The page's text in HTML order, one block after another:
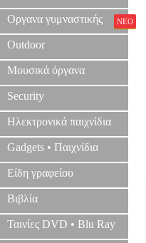
Οργανα γυμναστικής ΝΕΟ
Outdoor
Μουσικά όργανα
Security
Ηλεκτρονικά παιχνίδια
Gadgets • Παιχνίδια
Είδη γραφείου
Βιβλία
Ταινίες DVD • Blu Ray